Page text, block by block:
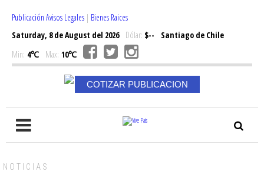
Publicación Avisos Legales | Bienes Raices
Saturday, 8 de August del 2026Dólar: $--
Santiago de Chile
Min: 4℃ Max: 10℃
COTIZAR PUBLICACION
NOTICIAS